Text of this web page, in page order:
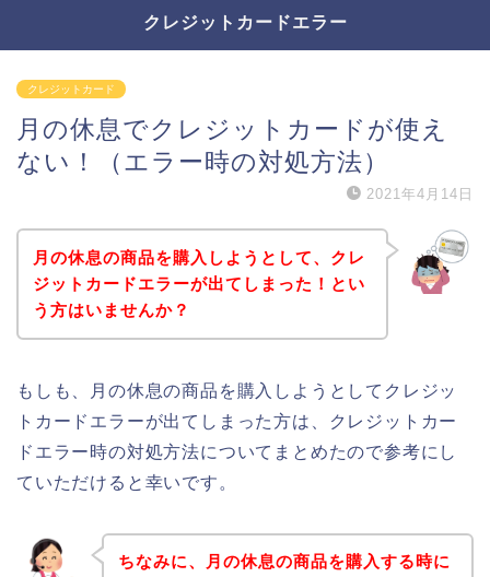
クレジットカードエラー
クレジットカード
月の休息でクレジットカードが使え
ない！（エラー時の対処方法）
2021年4月14日
月の休息の商品を購入しようとして、クレ
ジットカードエラーが出てしまった！とい
う方はいませんか？
もしも、月の休息の商品を購入しようとしてクレジッ
トカードエラーが出てしまった方は、クレジットカー
ドエラー時の対処方法についてまとめたので参考にし
ていただけると幸いです。
ちなみに、月の休息の商品を購入する時に